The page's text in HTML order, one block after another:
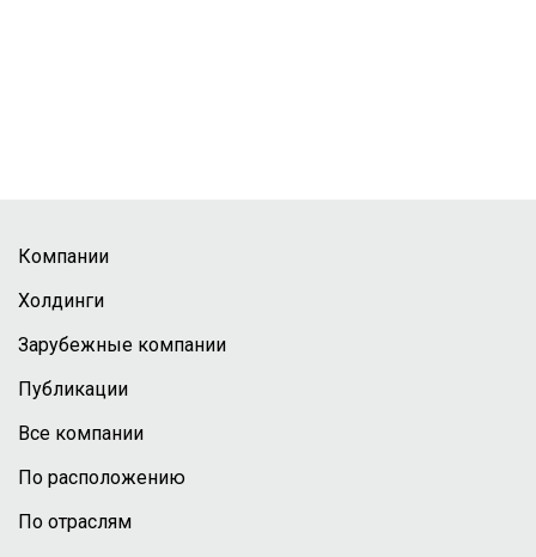
Компании
Холдинги
Зарубежные компании
Публикации
Все компании
По расположению
По отраслям